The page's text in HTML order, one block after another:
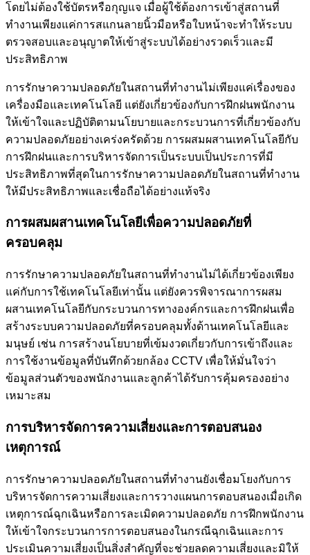
โดยไม่ต้องใช้บัตรหรือกุญแจ เมื่อผู้ใช้ต้องการเข้าสู่สถานที่
ทำงานเพียงแค่การสแกนลายนิ้วมือหรือใบหน้าจะทำให้ระบบ
ตรวจสอบและอนุญาตให้เข้าสู่ระบบได้อย่างรวดเร็วและมี
ประสิทธิภาพ
การรักษาความปลอดภัยในสถานที่ทำงานไม่เพียงแค่เรื่องของ
เครื่องมือและเทคโนโลยี แต่ยังเกี่ยวข้องกับการฝึกฝนพนักงาน
ให้เข้าใจและปฏิบัติตามนโยบายและกระบวนการที่เกี่ยวข้องกับ
ความปลอดภัยอย่างเคร่งครัดด้วย การผสมผสานเทคโนโลยีกับ
การฝึกฝนและการบริหารจัดการเป็นระบบเป็นประการที่มี
ประสิทธิภาพที่สุดในการรักษาความปลอดภัยในสถานที่ทำงาน
ให้มีประสิทธิภาพและเชื่อถือได้อย่างแท้จริง
การผสมผสานเทคโนโลยีเพื่อความปลอดภัยที่
ครอบคลุม
การรักษาความปลอดภัยในสถานที่ทำงานไม่ได้เกี่ยวข้องเพียง
แค่กับการใช้เทคโนโลยีเท่านั้น แต่ยังควรพิจารณาการผสม
ผสานเทคโนโลยีกับกระบวนการทางองค์กรและการฝึกฝนเพื่อ
สร้างระบบความปลอดภัยที่ครอบคลุมทั้งด้านเทคโนโลยีและ
มนุษย์ เช่น การสร้างนโยบายที่เข้มงวดเกี่ยวกับการเข้าถึงและ
การใช้งานข้อมูลที่บันทึกด้วยกล้อง CCTV เพื่อให้มั่นใจว่า
ข้อมูลส่วนตัวของพนักงานและลูกค้าได้รับการคุ้มครองอย่าง
เหมาะสม
การบริหารจัดการความเสี่ยงและการตอบสนอง
เหตุการณ์
การรักษาความปลอดภัยในสถานที่ทำงานยังเชื่อมโยงกับการ
บริหารจัดการความเสี่ยงและการวางแผนการตอบสนองเมื่อเกิด
เหตุการณ์ฉุกเฉินหรือการละเมิดความปลอดภัย การฝึกพนักงาน
ให้เข้าใจกระบวนการการตอบสนองในกรณีฉุกเฉินและการ
ประเมินความเสี่ยงเป็นสิ่งสำคัญที่จะช่วยลดความเสี่ยงและมิให้